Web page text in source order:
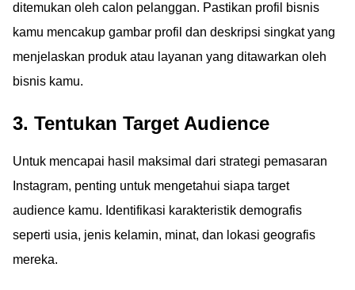
ditemukan oleh calon pelanggan. Pastikan profil bisnis
kamu mencakup gambar profil dan deskripsi singkat yang
menjelaskan produk atau layanan yang ditawarkan oleh
bisnis kamu.
3. Tentukan Target Audience
Untuk mencapai hasil maksimal dari strategi pemasaran
Instagram, penting untuk mengetahui siapa target
audience kamu. Identifikasi karakteristik demografis
seperti usia, jenis kelamin, minat, dan lokasi geografis
mereka.